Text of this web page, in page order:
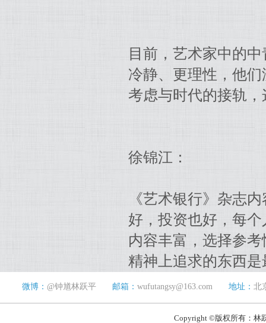
目前，艺术家中的
冷静、更理性，他
考虑与时代的接轨
徐锦江：
《艺术银行》杂志
好，投资也好，每
内容丰富，选择参
精神上追求的东西
微博： @钟馗林跃平 邮箱： wufutangsy@163.com 地址： 北
Copyright ©版权所有：林